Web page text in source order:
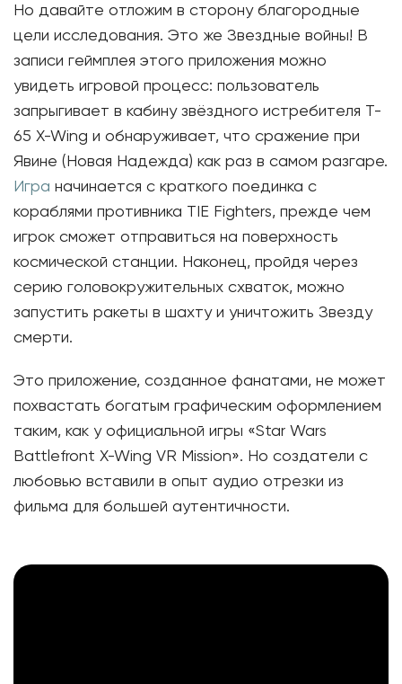
Но давайте отложим в сторону благородные
цели исследования. Это же Звездные войны! В
записи геймплея этого приложения можно
увидеть игровой процесс: пользователь
запрыгивает в кабину звёздного истребителя T-
65 X-Wing и обнаруживает, что сражение при
Явине (Новая Надежда) как раз в самом разгаре.
Игра начинается с краткого поединка с
кораблями противника TIE Fighters, прежде чем
игрок сможет отправиться на поверхность
космической станции. Наконец, пройдя через
серию головокружительных схваток, можно
запустить ракеты в шахту и уничтожить Звезду
смерти.
Это приложение, созданное фанатами, не может
похвастать богатым графическим оформлением
таким, как у официальной игры «Star Wars
Battlefront X-Wing VR Mission». Но создатели с
любовью вставили в опыт аудио отрезки из
фильма для большей аутентичности.